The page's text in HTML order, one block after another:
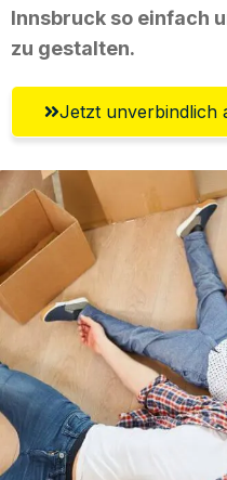
Innsbruck so einfach
zu gestalten.
Jetzt unverbindlich